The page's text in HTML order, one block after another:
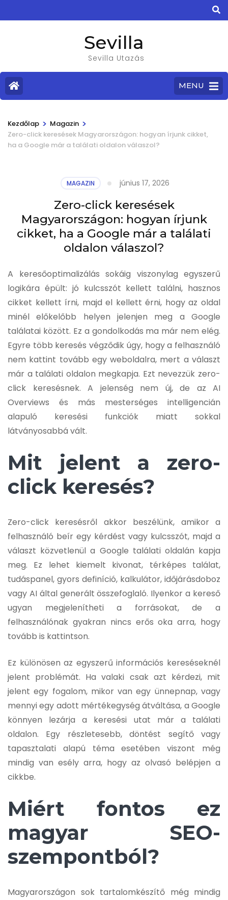
Sevilla
Sevilla Utazás
MENU
Kezdőlap > Magazin >
Zero-click keresések Magyarországon: hogyan írjunk cikket,
ha a Google már a találati oldalon válaszol?
MAGAZIN június 17, 2026
Zero-click keresések
Magyarországon: hogyan írjunk
cikket, ha a Google már a találati
oldalon válaszol?
A keresőoptimalizálás sokáig viszonylag egyszerű
logikára épült: jó kulcsszót kellett találni, hasznos
cikket kellett írni, majd el kellett érni, hogy az oldal
minél előkelőbb helyen jelenjen meg a Google
találatai között. Ez a gondolkodás ma már nem elég.
Egyre több keresés végződik úgy, hogy a felhasználó
nem kattint tovább egy weboldalra, mert a választ
már a találati oldalon megkapja. Ezt nevezzük zero-
click keresésnek. A jelenség nem új, de az AI
Overviews és más mesterséges intelligencián
alapuló keresési funkciók miatt sokkal
látványosabbá vált.
Mit jelent a zero-
click keresés?
Zero-click keresésről akkor beszélünk, amikor a
felhasználó beír egy kérdést vagy kulcsszót, majd a
választ közvetlenül a Google találati oldalán kapja
meg. Ez lehet kiemelt kivonat, térképes találat,
tudáspanel, gyors definíció, kalkulátor, időjárásdoboz
vagy AI által generált összefoglaló. Ilyenkor a kereső
ugyan megjelenítheti a forrásokat, de a
felhasználónak gyakran nincs erős oka arra, hogy
tovább is kattintson.
Ez különösen az egyszerű információs kereséseknél
jelent problémát. Ha valaki csak azt kérdezi, mit
jelent egy fogalom, mikor van egy ünnepnap, vagy
mennyi egy adott mértékegység átváltása, a Google
könnyen lezárja a keresési utat már a találati
oldalon. Egy részletesebb, döntést segítő vagy
tapasztalati alapú téma esetében viszont még
mindig van esély arra, hogy az olvasó belépjen a
cikkbe.
Miért fontos ez
magyar SEO-
szempontból?
Magyarországon sok tartalomkészítő még mindig